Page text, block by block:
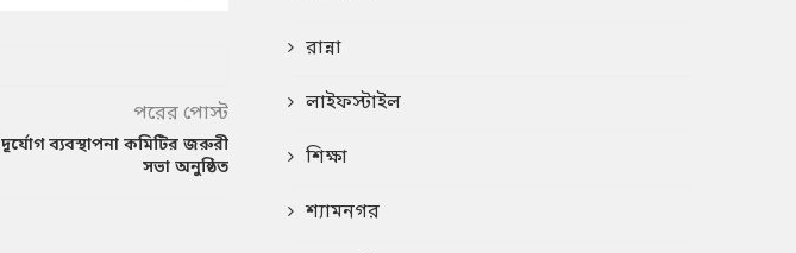
পরের পোস্ট
ব্যবস্থাপনা কমিটির জরুরী
সভা অনুষ্ঠিত
রান্না
লাইফস্টাইল
শিক্ষা
শ্যামনগর